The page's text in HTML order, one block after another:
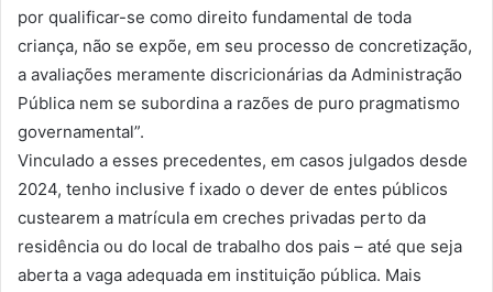
por qualificar-se como direito fundamental de toda
criança, não se expõe, em seu processo de concretização,
a avaliações meramente discricionárias da Administração
Pública nem se subordina a razões de puro pragmatismo
governamental”.
Vinculado a esses precedentes, em casos julgados desde
2024, tenho inclusive f ixado o dever de entes públicos
custearem a matrícula em creches privadas perto da
residência ou do local de trabalho dos pais – até que seja
aberta a vaga adequada em instituição pública. Mais